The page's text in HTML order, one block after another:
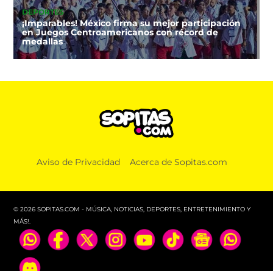
DEPORTES
¡Imparables! México firma su mejor participación
en Juegos Centroamericanos con récord de
medallas
Aviso de Privacidad Acerca de Sopitas.com
© 2026 SOPITAS.COM - MÚSICA, NOTICIAS, DEPORTES, ENTRETENIMIENTO Y
MÁS!.